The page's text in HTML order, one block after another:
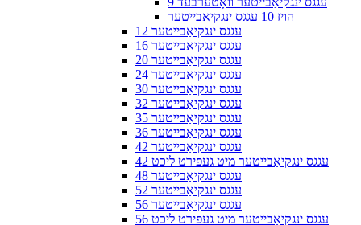
הויז 10 עגגס ינגקיאַבייטער
12 עגגס ינגקיאַבייטער
16 עגגס ינגקיאַבייטער
20 עגגס ינגקיאַבייטער
24 עגגס ינגקיאַבייטער
30 עגגס ינגקיאַבייטער
32 עגגס ינגקיאַבייטער
35 עגגס ינגקיאַבייטער
36 עגגס ינגקיאַבייטער
42 עגגס ינגקיאַבייטער
42 עגגס ינגקיאַבייטער מיט געפירט ליכט
48 עגגס ינגקיאַבייטער
52 עגגס ינגקיאַבייטער
56 עגגס ינגקיאַבייטער
56 עגגס ינגקיאַבייטער מיט געפירט ליכט